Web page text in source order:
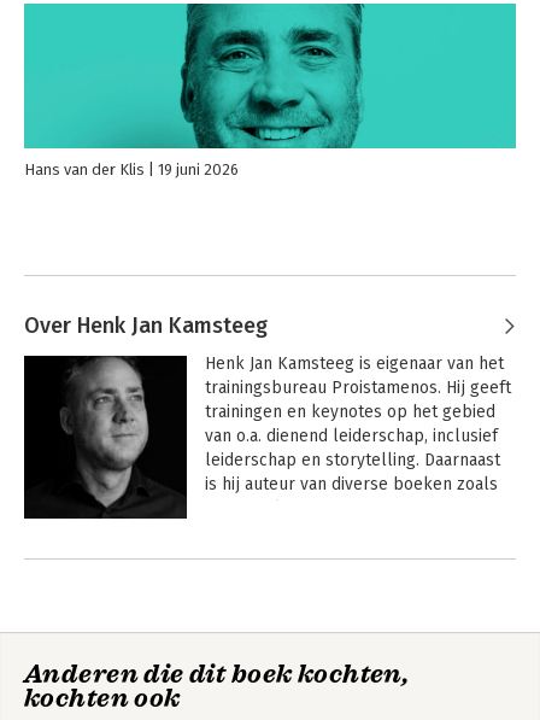
Hans van der Klis 19 juni 2026
Over Henk Jan Kamsteeg
Henk Jan Kamsteeg is eigenaar van het
trainingsbureau Proistamenos. Hij geeft
trainingen en keynotes op het gebied
van o.a. dienend leiderschap, inclusief
leiderschap en storytelling. Daarnaast
kracht van storytelling, Inclusief
onzichtbare drempel; de cruciale stap
Andere boeken door Henk Jan
Anderen die dit boek kochten,
kochten ook